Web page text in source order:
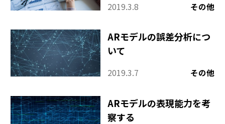
イベント
コラム
その他
2019.3.8 その他
ARモデルの誤差分析につ
いて
2019.3.7 その他
ARモデルの表現能力を考
察する